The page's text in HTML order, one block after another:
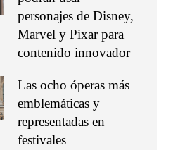
personajes de Disney,
Marvel y Pixar para
contenido innovador
Las ocho óperas más
emblemáticas y
representadas en
festivales